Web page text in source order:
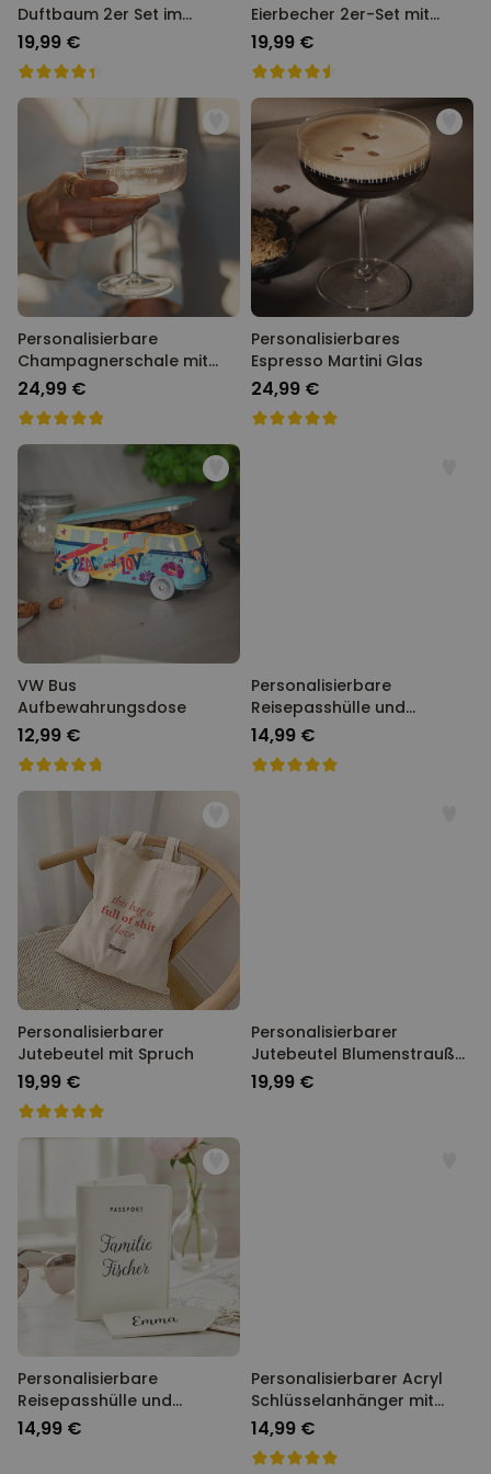
Duftbaum 2er Set im
Polaroid-Look
19,99 €
Eierbecher 2er-Set mit
Gesicht
19,99 €
Personalisierbare
Champagnerschale mit
Text
24,99 €
Personalisierbares
Espresso Martini Glas
24,99 €
VW Bus
Aufbewahrungsdose
12,99 €
Personalisierbare
Reisepasshülle und
Koffertag mit Symbol und
Text
14,99 €
Personalisierbarer
Jutebeutel mit Spruch
19,99 €
Personalisierbarer
Jutebeutel Blumenstrauß
mit Handabdruck
19,99 €
Personalisierbare
Reisepasshülle und
Koffertag mit Text
14,99 €
Personalisierbarer Acryl
Schlüsselanhänger mit
Foto und Text
14,99 €